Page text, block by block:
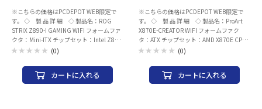
タートガイド ・SATAケーブル ×2 ・WIFI
アンテナ ×1 メーカー名：ASUS(エイスー
ス) ※CPUによって拡張スロット動作モー
ド/メモリ仕様など異なる場合がございま
す。詳細につきましてはメーカーサポート
など、組み合わせによってはBIOS/UEFIア
ップデートが必要になる場合がございま
ガイド ・SATAケーブル ×2 ・WIFIアンテ
ナ ×1 メーカー名：ASUS(エイスース)
※CPUの世代など、組み合わせによっては
BIOS/UEFIアップデートが必要になる場合
がございます。
※こちらの価格はPCDEPOT WEB限定で
す。 ◇ 製 品 詳 細 ◇ 製品名：ROG
STRIX Z890-I GAMING WIFI フォームファ
クタ：Mini-ITX チップセット：Intel Z890
CPUソケット：LGA1851 メモリ ・規格：
数：2 ・最大容量：96GB 拡張スロット ・
PCI-Express 5.0 x 16 スロット× 1 ・PCI-
Express 4.0 x 16 スロット× なし ・PCI-
(0)
カートに入れる
※こちらの価格はPCDEPOT WEB限定で
す。 ◇ 製 品 詳 細 ◇ 製品名：ProArt
X870E-CREATOR WIFI フォームファク
タ：ATX チップセット：AMD X870E CPU
ソケット：AMD AM5 メモリ ・規格：
数：4 ・最大容量：192GB 拡張スロット
・PCI-Express 5.0 x 16 スロット× 2 (x16
モード or x8/x8 モード) ・PCI-Express 4.0
(0)
カートに入れる